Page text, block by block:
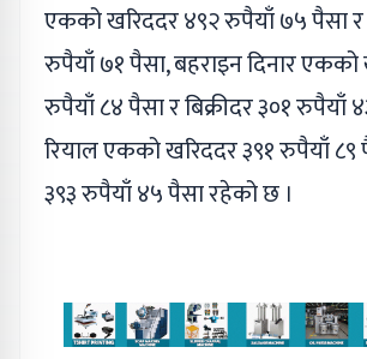
एकको खरिददर ४९२ रुपैयाँ ७५ पैसा र
रुपैयाँ ७१ पैसा, बहराइन दिनार एकको
रुपैयाँ ८४ पैसा र बिक्रीदर ३०१ रुपैयाँ
रियाल एकको खरिददर ३९१ रुपैयाँ ८९
३९३ रुपैयाँ ४५ पैसा रहेको छ ।